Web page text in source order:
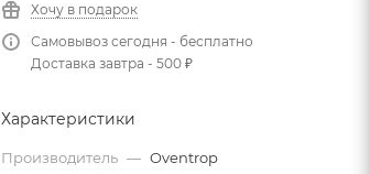
Хочу в подарок
Самовывоз сегодня - бесплатно
Доставка завтра - 500 ₽
Характеристики
Производитель — Oventrop